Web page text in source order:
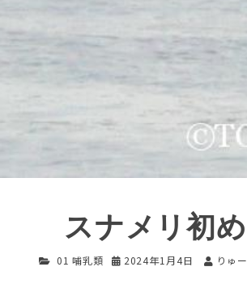
スナメリ初め
01 哺乳類 2024年1月4日 りゅー